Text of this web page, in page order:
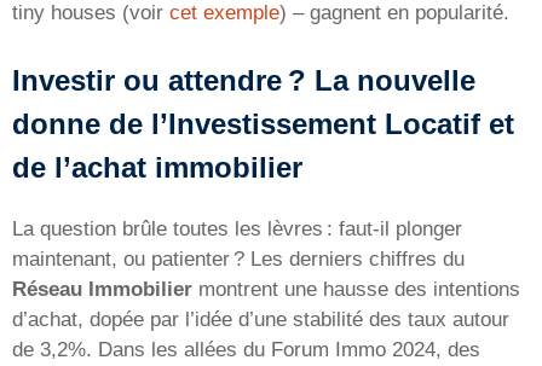
tiny houses (voir cet exemple) – gagnent en popularité.
Investir ou attendre ? La nouvelle
donne de l’Investissement Locatif et
de l’achat immobilier
La question brûle toutes les lèvres : faut-il plonger
maintenant, ou patienter ? Les derniers chiffres du
Réseau Immobilier montrent une hausse des intentions
d’achat, dopée par l’idée d’une stabilité des taux autour
de 3,2%. Dans les allées du Forum Immo 2024, des